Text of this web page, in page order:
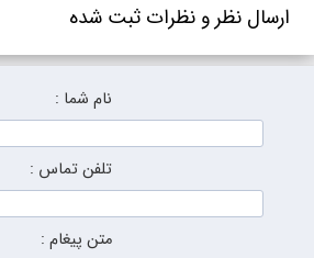
ارسال نظر و نظرات ثبت شده
نام شما :
تلفن تماس :
متن پیغام :